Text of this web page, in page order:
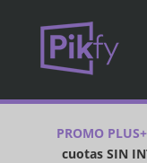
PROMO PLUS+
cuotas SIN